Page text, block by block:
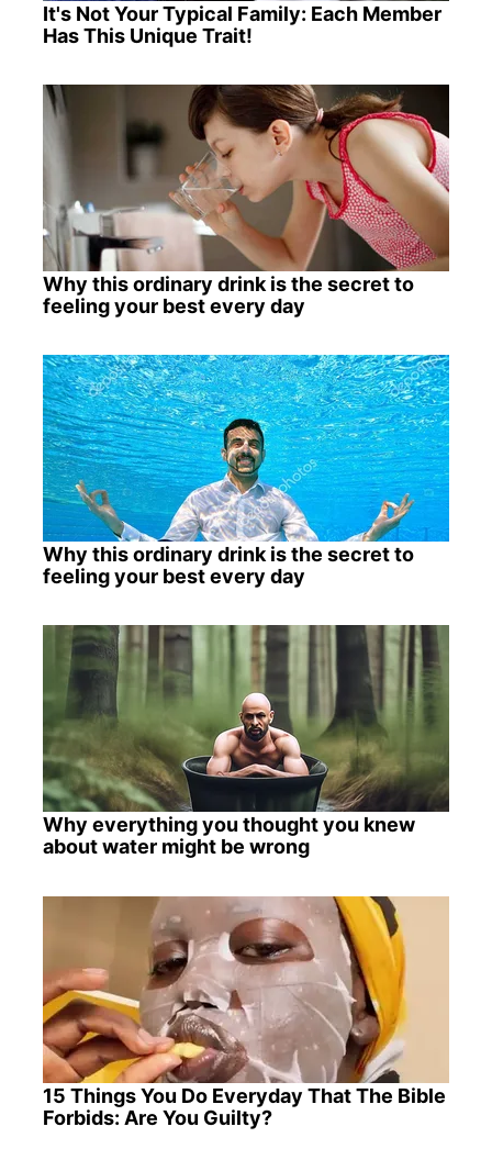
It's Not Your Typical Family: Each Member
Has This Unique Trait!
Why this ordinary drink is the secret to
feeling your best every day
Why this ordinary drink is the secret to
feeling your best every day
Why everything you thought you knew
about water might be wrong
15 Things You Do Everyday That The Bible
Forbids: Are You Guilty?